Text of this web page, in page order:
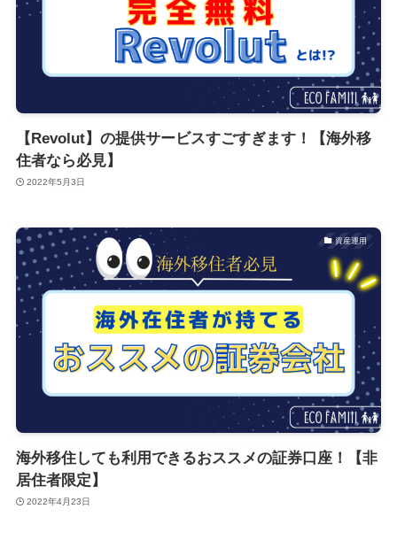
【Revolut】の提供サービスすごすぎます！【海外移
住者なら必見】
2022年5月3日
資産運用
海外移住しても利用できるおススメの証券口座！【非
居住者限定】
2022年4月23日